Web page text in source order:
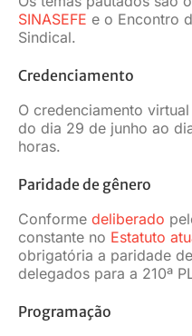
SINASEFE e o Encontro
Sindical.
Credenciamento
O credenciamento
do dia 29 de junho ao
horas.
Paridade de gênero
Conforme deliberado
constante no Estatuto
obrigatória a paridade
delegados para a 210ª
Programação